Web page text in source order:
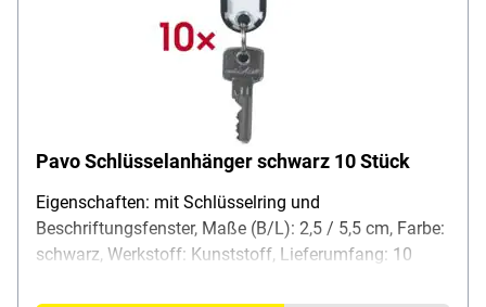
Pavo Schlüsselanhänger schwarz 10 Stück
Eigenschaften: mit Schlüsselring und
Beschriftungsfenster, Maße (B/L): 2,5 / 5,5 cm, Farbe:
schwarz, Werkstoff: Kunststoff, Lieferumfang: 10